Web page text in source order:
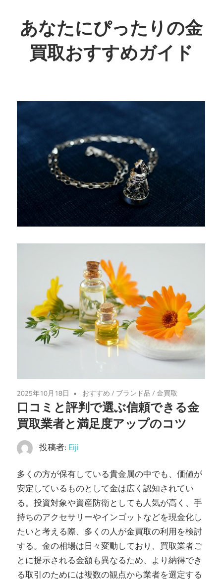
ン
テ
キ
プ
あなたにぴったりの金
買取おすすめガイド
お
に！
あ
に
最
な
金
見
手
助
け
を
し
す。
2025年10月18日 おすすめ/ ブランド品/金買取
口コミと評判で選ぶ信頼できる金
買取業者と満足度アップのコツ
投稿者: Eiji
多くの方が保有している貴金属の中でも、価値が
安定しているものとして金は広く認知されてい
る。 投資対象や資産防衛としても人気が高く、手
持ちのアクセサリーやインゴットなどを現金化し
たいと考える際、多くの人が金買取の利用を検討
する。金の相場は日々変動しており、買取業者ご
とに提示される金額も異なるため、より納得でき
る取引のためには複数の観点から業者を選定する